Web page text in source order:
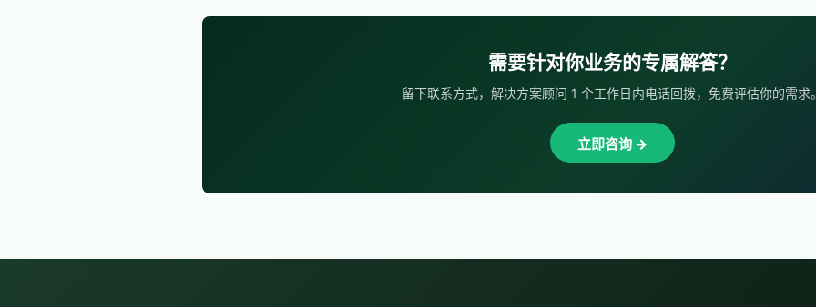
需要针对你业务的专属解答？
留下联系方式，解决方案顾问 1 个工作日内电话回拨，免费评估你的需求
立即咨询 →